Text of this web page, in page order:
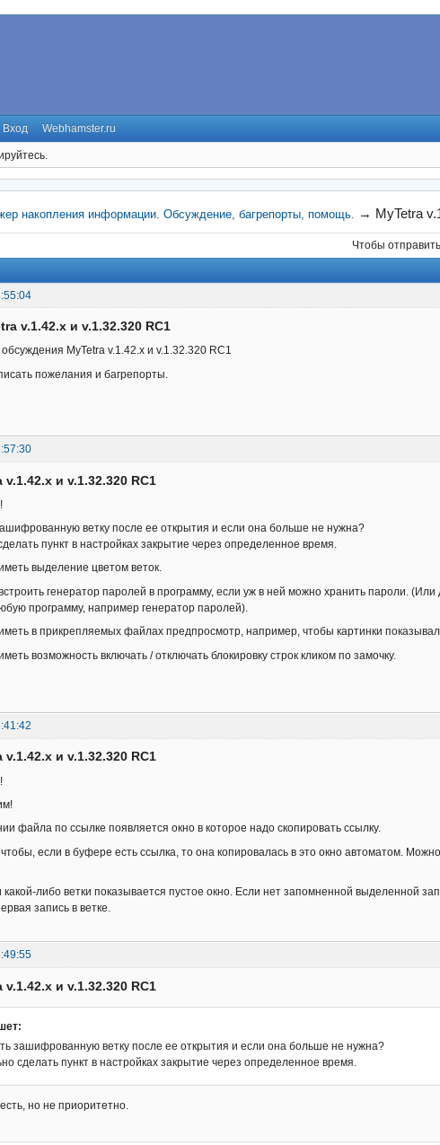
Вход Webhamster.ru
накопления информации. Обсуждение, багрепорты, помощь. → MyTetra
Чтобы
v.1.42.x и v.1.32.320 RC1
MyTetra v.1.42.x и v.1.32.320 RC1
пожелания и багрепорты.
v.1.42.x и v.1.32.320 RC1
ветку после ее открытия и если она больше не нужна?
пункт в настройках закрытие через определенное время.
выделение цветом веток.
генератор паролей в программу, если уж в ней можно хранить пароли. (Или
программу, например генератор паролей).
в прикрепляемых файлах предпросмотр, например, чтобы картинки
возможность включать / отключать блокировку строк кликом по замочку.
v.1.42.x и v.1.32.320 RC1
файла по ссылке появляется окно в которое надо скопировать ссылку.
если в буфере есть ссылка, то она копировалась в это окно автоматом.
какой-либо ветки показывается пустое окно. Если нет запомненной выделенной
запись в ветке.
v.1.42.x и v.1.32.320 RC1
зашифрованную ветку после ее открытия и если она больше не нужна?
сделать пункт в настройках закрытие через определенное время.
но не приоритетно.